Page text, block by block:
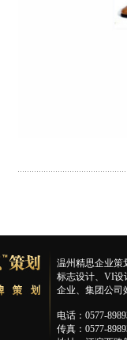
温州精思企业策
标志设计、VI设
企业、集团公司
电话：0577-
传真：0577-